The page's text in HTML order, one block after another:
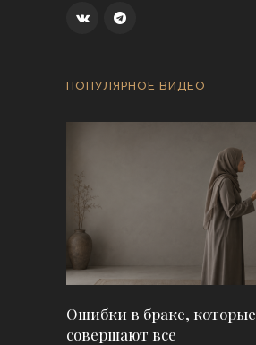
ПОПУЛЯРНОЕ ВИДЕО
Ошибки в браке, которые
совершают все